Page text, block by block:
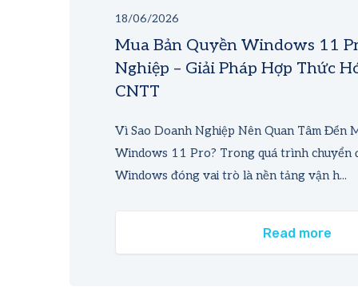
18/06/2026
Mua Bản Quyền Windows 11
Nghiệp – Giải Pháp Hợp Thức
CNTT
Vì Sao Doanh Nghiệp Nên Quan Tâm Đến
Windows 11 Pro? Trong quá trình chuyển
Windows đóng vai trò là nền tảng vận h...
Read more